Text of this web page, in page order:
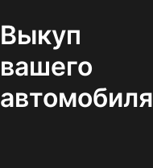
Выкуп
вашего
автомобиля